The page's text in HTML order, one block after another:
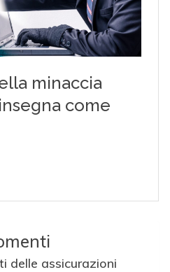
delle assicurazioni